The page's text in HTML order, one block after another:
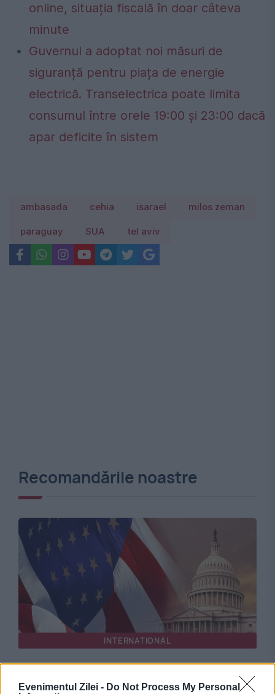
Evenimentul Zilei - Do Not Process My Personal
online, situația fiscală în doar câteva
minute
Guvernul a adoptat noi măsuri de
siguranță pentru piața de energie
electrică. Transelectrica poate limita
consumul între orele 19:00 și 23:00 dacă
apar deficite în sistem
ambasada cehia isarael milos zeman
paraguay SUA tel aviv
Recomandările noastre
INTERNATIONAL
SUA intensifică presiunea asupra Moscovei.
Senatorii americani au aprobat noi sancțiuni